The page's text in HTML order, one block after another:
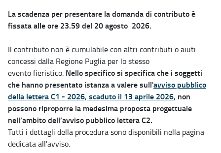
La scadenza per presentare la domanda di contributo è
fissata alle ore 23.59 del 20 agosto 2026.
Il contributo non è cumulabile con altri contributi o aiuti
concessi dalla Regione Puglia per lo stesso
evento fieristico. Nello specifico si specifica che i soggetti
che hanno presentato istanza a valere sull'avviso pubblico
della lettera C1 - 2026, scaduto il 13 aprile 2026, non
possono riproporre la medesima proposta progettuale
nell’ambito dell’avviso pubblico lettera C2.
Tutti i dettagli della procedura sono disponibili nella pagina
dedicata all'avviso.